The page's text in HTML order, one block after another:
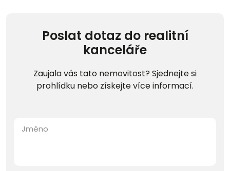
Poslat dotaz do realitní
kanceláře
Zaujala vás tato nemovitost? Sjednejte si
prohlídku nebo získejte více informací.
Jméno